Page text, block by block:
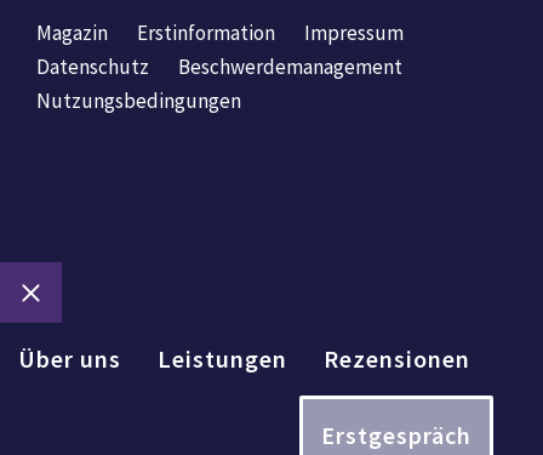
Magazin Erstinformation
Impressum
Datenschutz
Beschwerdemanagement
Nutzungsbedingungen
Schließen
Über uns Leistungen Rezensionen
Erstgespräch